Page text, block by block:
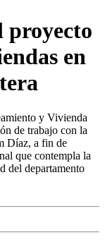
en
y Vivienda
de trabajo con la
Díaz, a fin de
que contempla la
del departamento